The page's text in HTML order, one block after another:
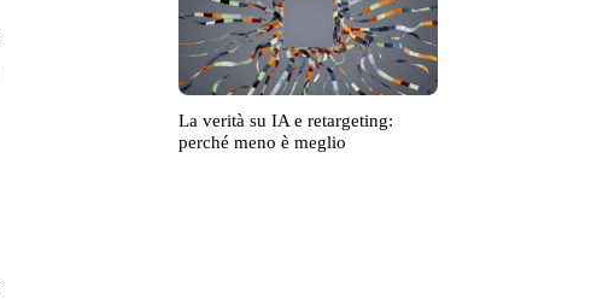
La verità su IA e retargeting:
perché meno è meglio